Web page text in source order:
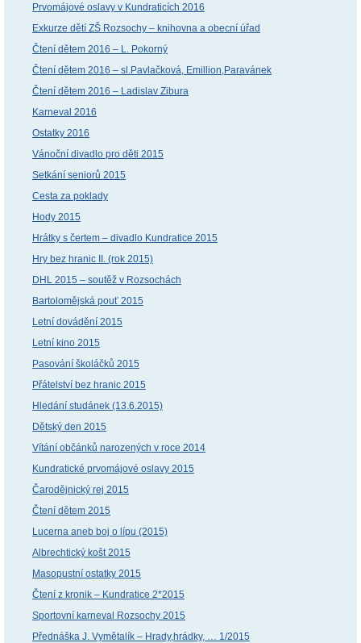
Prvomájové oslavy v Kundraticích 2016
Exkurze dětí ZŠ Rozsochy – knihovna a obecní úřad
Čtení dětem 2016 – L. Pokorný
Čtení dětem 2016 – sl.Pavlačková, Emillion,Paravánek
Čtení dětem 2016 – Ladislav Zibura
Karneval 2016
Ostatky 2016
Vánoční divadlo pro děti 2015
Setkání seniorů 2015
Cesta za poklady
Hody 2015
Hrátky s čertem – divadlo Kundratice 2015
Hry bez hranic II. (rok 2015)
DHL 2015 – soutěž v Rozsochách
Bartolomějská pouť 2015
Letní dovádění 2015
Letní kino 2015
Pasování školáčků 2015
Přátelství bez hranic 2015
Hledání studánek (13.6.2015)
Dětský den 2015
Vítání občánků narozených v roce 2014
Kundratické prvomájové oslavy 2015
Čarodějnický rej 2015
Čtení dětem 2015
Lucerna aneb boj o lípu (2015)
Albrechtický košt 2015
Masopustní ostatky 2015
Čtení z kronik – Kundratice 2*2015
Sportovní karneval Rozsochy 2015
Přednáška J. Vymětalík – Hrady,hrádky, … 1/2015